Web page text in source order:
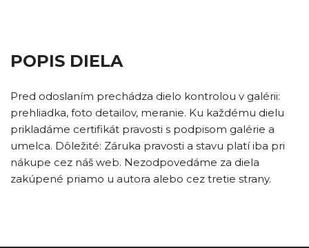
POPIS DIELA
Pred odoslaním prechádza dielo kontrolou v galérii:
prehliadka, foto detailov, meranie. Ku každému dielu
prikladáme certifikát pravosti s podpisom galérie a
umelca. Dôležité: Záruka pravosti a stavu platí iba pri
nákupe cez náš web. Nezodpovedáme za diela
zakúpené priamo u autora alebo cez tretie strany.